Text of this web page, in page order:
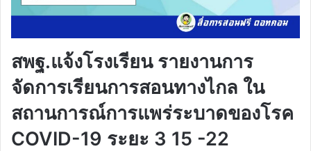
สพฐ.แจ้งโรงเรียน รายงานการ
จัดการเรียนการสอนทางไกล ใน
สถานการณ์การแพร่ระบาดของโรค
COVID-19 ระยะ 3 15 -22